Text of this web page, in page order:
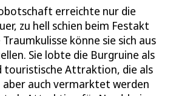
erreichte nur die
zu hell schien beim Festakt
könne sie sich aus
Sie lobte die Burgruine als
touristische Attraktion, die als
auch vermarktet werden